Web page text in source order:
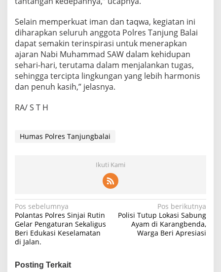
Selain memperkuat iman dan taqwa, kegiatan ini
diharapkan seluruh anggota Polres Tanjung Balai
dapat semakin terinspirasi untuk menerapkan
ajaran Nabi Muhammad SAW dalam kehidupan
sehari-hari, terutama dalam menjalankan tugas,
sehingga tercipta lingkungan yang lebih harmonis
dan penuh kasih,” jelasnya.
RA/ S T H
Humas Polres Tanjungbalai
Ikuti Kami
Navigasi
pos
Pos sebelumnya
Polantas Polres Sinjai Rutin
Gelar Pengaturan Sekaligus
Beri Edukasi Keselamatan
di Jalan.
Pos berikutnya
Polisi Tutup Lokasi Sabung
Ayam di Karangbenda,
Warga Beri Apresiasi
Posting Terkait